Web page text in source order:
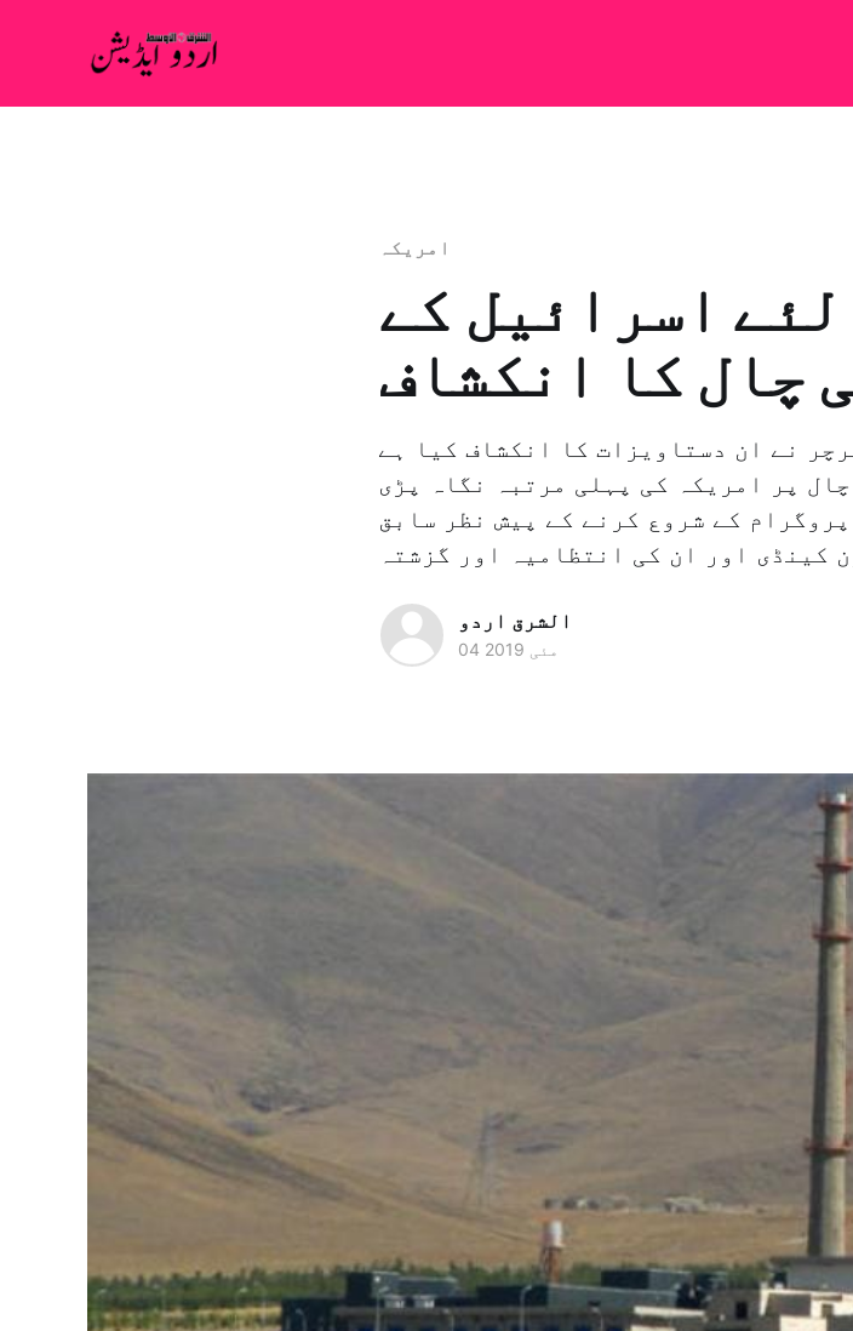
امريكہ
اسرائیل کے
چال کا انکشاف
نے ان دستاویزات کا انکشاف کیا ہے
پر امریکہ کی پہلی مرتبہ نگاہ پڑی
کے شروع کرنے کے پیش نظر سابق
الشرق اردو
04 مئی 2019